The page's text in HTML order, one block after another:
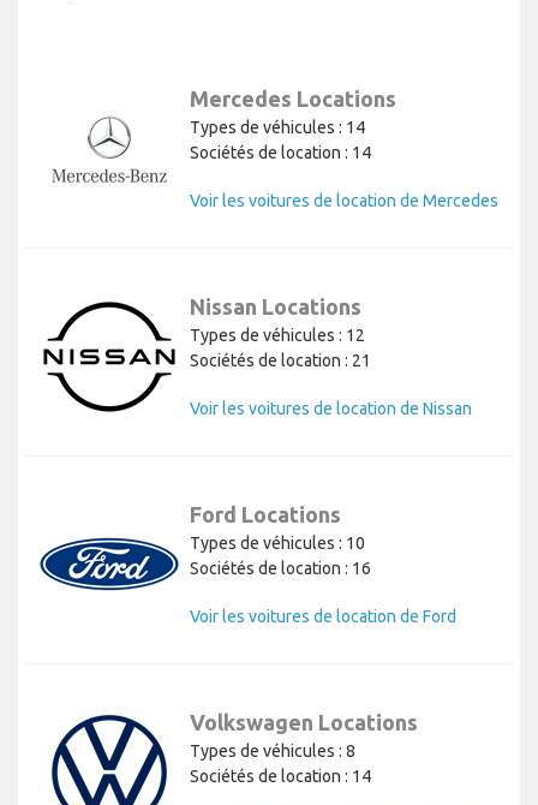
Mercedes Locations
Types de véhicules : 14
Sociétés de location : 14
Voir les voitures de location de Mercedes
Nissan Locations
Types de véhicules : 12
Sociétés de location : 21
Voir les voitures de location de Nissan
Ford Locations
Types de véhicules : 10
Sociétés de location : 16
Voir les voitures de location de Ford
Volkswagen Locations
Types de véhicules : 8
Sociétés de location : 14